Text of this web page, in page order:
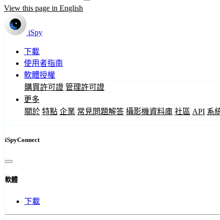
View this page in English
iSpy
下載
使用者指南
軟體授權
購買許可證 管理許可證
更多
關於 特點 企業 常見問題解答 攝影機資料庫 社區 API 系
iSpyConnect
軟體
下載